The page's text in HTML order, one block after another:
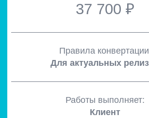
37 700 ₽
Правила
Для актуальных
Работы выполняет:
Клиент